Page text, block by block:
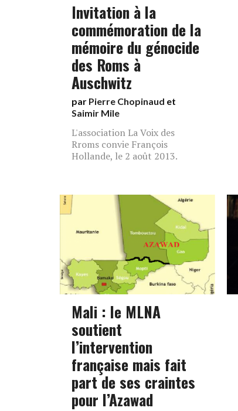
Invitation à la
commémoration de la
mémoire du génocide
des Roms à
Auschwitz
par Pierre Chopinaud et
Saimir Mile
L'association La Voix des
Rroms convie François
Hollande, le 2 août 2013.
Mali : le MLNA
soutient
l’intervention
française mais fait
part de ses craintes
pour l’Azawad